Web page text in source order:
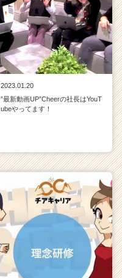
2023.01.20
”最新動画UP”Cheerの社長はYouT
ubeやってます！